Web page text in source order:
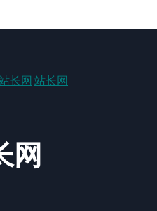
长网 站长网
网